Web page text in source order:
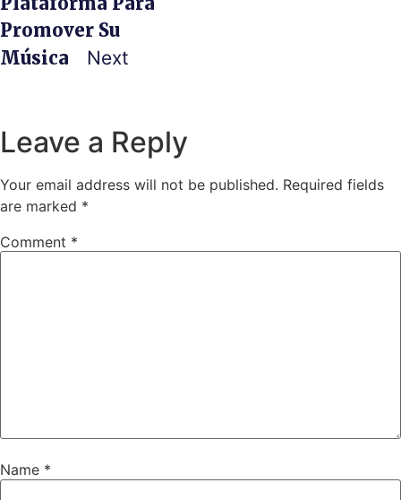
Promover Su
Música
Next
Leave a Reply
Your email address will not be published. Required fields
are marked *
Comment *
Name *